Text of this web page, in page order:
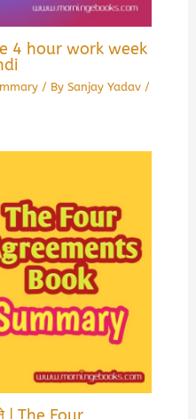
4 hour work week
/ By Sanjay Yadav /